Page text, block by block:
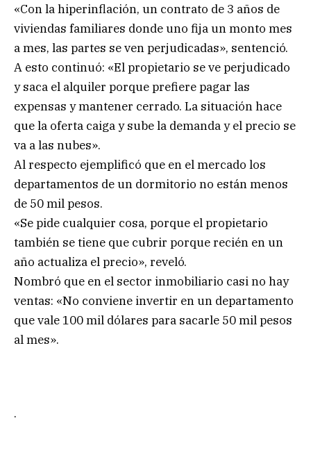
«Con la hiperinflación, un contrato de 3 años de
viviendas familiares donde uno fija un monto mes
a mes, las partes se ven perjudicadas», sentenció.
A esto continuó: «El propietario se ve perjudicado
y saca el alquiler porque prefiere pagar las
expensas y mantener cerrado. La situación hace
que la oferta caiga y sube la demanda y el precio se
va a las nubes».
Al respecto ejemplificó que en el mercado los
departamentos de un dormitorio no están menos
de 50 mil pesos.
«Se pide cualquier cosa, porque el propietario
también se tiene que cubrir porque recién en un
año actualiza el precio», reveló.
Nombró que en el sector inmobiliario casi no hay
ventas: «No conviene invertir en un departamento
que vale 100 mil dólares para sacarle 50 mil pesos
al mes».
.